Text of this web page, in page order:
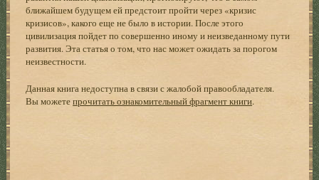
ближайшем будущем ей предстоит пройти через «кризис
кризисов», какого еще не было в истории. После этого
цивилизация пойдет по совершенно иному и неизведанному пути
развития. Эта статья о том, что нас может ожидать за порогом
неизвестности.
Данная книга недоступна в связи с жалобой правообладателя.
Вы можетепрочитать ознакомительный фрагмент книги.